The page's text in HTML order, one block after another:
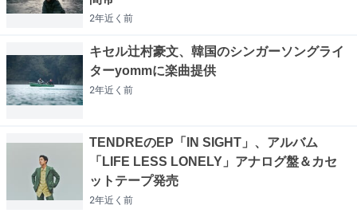
2年近く 前
キセル辻村豪文、韓国のシンガーソングライ
ターyommに楽曲提供
2年近く 前
TENDREのEP「IN SIGHT」、アルバム
「LIFE LESS LONELY」アナログ盤＆カセ
ットテープ発売
2年近く 前